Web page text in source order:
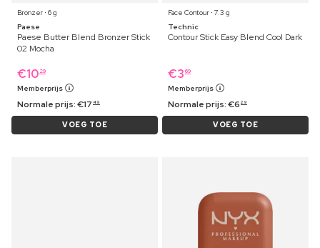
Bronzer ⋅ 6 g
Paese
Paese Butter Blend Bronzer Stick
02 Mocha
€10 29
Memberprijs
Normale prijs:€17 49
VOEG TOE
Face Contour ⋅ 7.3 g
Technic
Contour Stick Easy Blend Cool Dark
€3 69
Memberprijs
Normale prijs:€6 29
VOEG TOE